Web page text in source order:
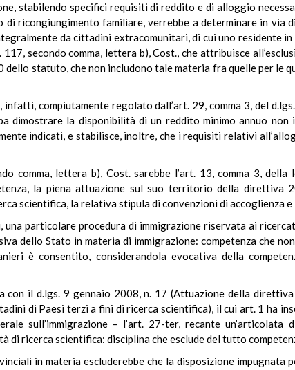
stabilendo specifici requisiti di reddito e di alloggio
ricongiungimento familiare, verrebbe a determinare in via
da cittadini extracomunitari, di cui uno residente
secondo comma, lettera b), Cost., che attribuisce
dello statuto, che non includono tale materia fra quelle per le
compiutamente regolato dall’art. 29, comma 3, del
dimostrare la disponibilità di un reddito minimo annuo non
indicati, e stabilisce, inoltre, che i requisiti relativi
comma, lettera b), Cost. sarebbe l’art. 13, comma 3,
la piena attuazione sul suo territorio della direttiva
scientifica, la relativa stipula di convenzioni di accoglienza
particolare procedura di immigrazione riservata ai
dello Stato in materia di immigrazione: competenza che
è consentito, considerandola evocativa della
il d.lgs. 9 gennaio 2008, n. 17 (Attuazione della
di Paesi terzi a fini di ricerca scientifica), il cui art. 1 ha
sull’immigrazione – l’art. 27-ter, recante un’articolata
di ricerca scientifica: disciplina che esclude del tutto
in materia escluderebbe che la disposizione